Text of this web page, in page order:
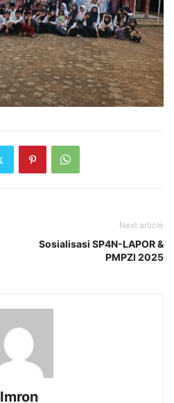
Next article
Sosialisasi SP4N-LAPOR &
PMPZI 2025
Imron